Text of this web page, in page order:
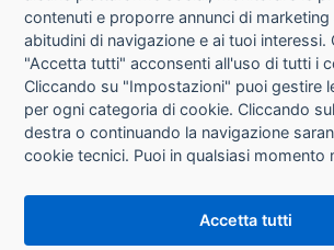
CONTATTI
CONDIZIONI DI VENDITA
RICHIESTA RECESSO
PRIVACY
contenuti e proporre annunci di marketing
abitudini di navigazione e ai tuoi interessi.
"Accetta tutti" acconsenti all'uso di tutti i
Cliccando su "Impostazioni" puoi gestire
per ogni categoria di cookie. Cliccando
destra o continuando la navigazione
cookie tecnici. Puoi in qualsiasi momento
che si trova in fondo alle pagine del sito.
informazioni consulta la nostra
Accetta tutti